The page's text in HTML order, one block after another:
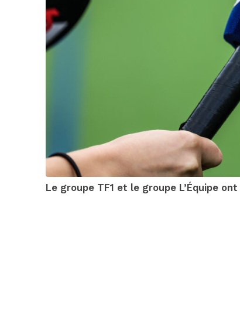
Le groupe TF1 et le groupe L’Équipe